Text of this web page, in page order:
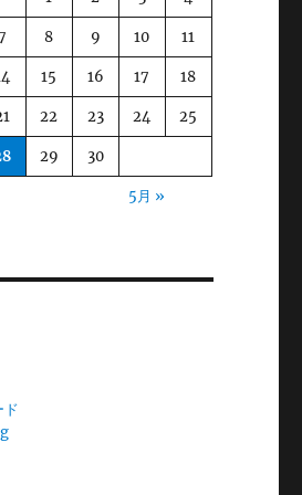
8 9 10 11
15 16 17 18
22 23 24 25
29 30
5月 »
ド